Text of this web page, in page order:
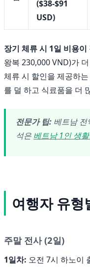
($38-$91
USD)
장기 체류 시 1일 비용
왕복 230,000 VND)가
체류 시 할인을 제공하
를 덜 하고 식료품을 더
전문가 팁: 베트남 전
석은 베트남 1인 생
여행자 유형
주말 전사 (2일)
1일차: 오전 7시 하노이